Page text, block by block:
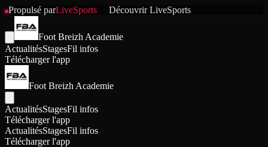
Propulsé parLiveSports DécouvrirLiveSports
Foot Breizh Academie
ActualitésStagesFil infos
Télécharger l'app
Foot Breizh Academie
ActualitésStagesFil infos
Télécharger l'app
ActualitésStagesFil infos
Télécharger l'app